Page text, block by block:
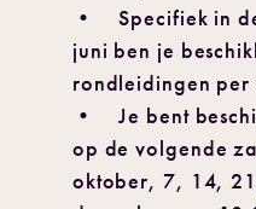
• Specifiek in
juni ben je
rondleidingen per
• Je bent
op de volgende
oktober, 7, 14,